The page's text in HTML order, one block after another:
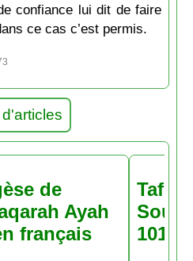
confiance lui dit de faire
ce cas c’est permis.
de
Ayah
français
Tafsir
101 -